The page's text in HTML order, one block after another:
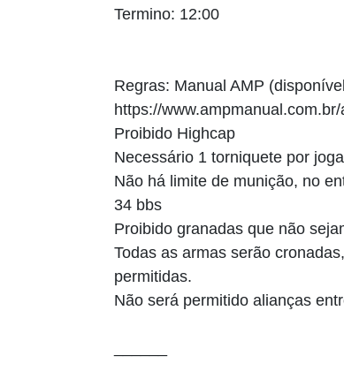
Termino: 12:00
Regras: Manual AMP
https://
Proibido Highcap
Necessário 1 torniquete por
Não há limite de munição, no
34 bbs
Proibido granadas que não
Todas as armas serão
permitidas.
Não será permitido alianças